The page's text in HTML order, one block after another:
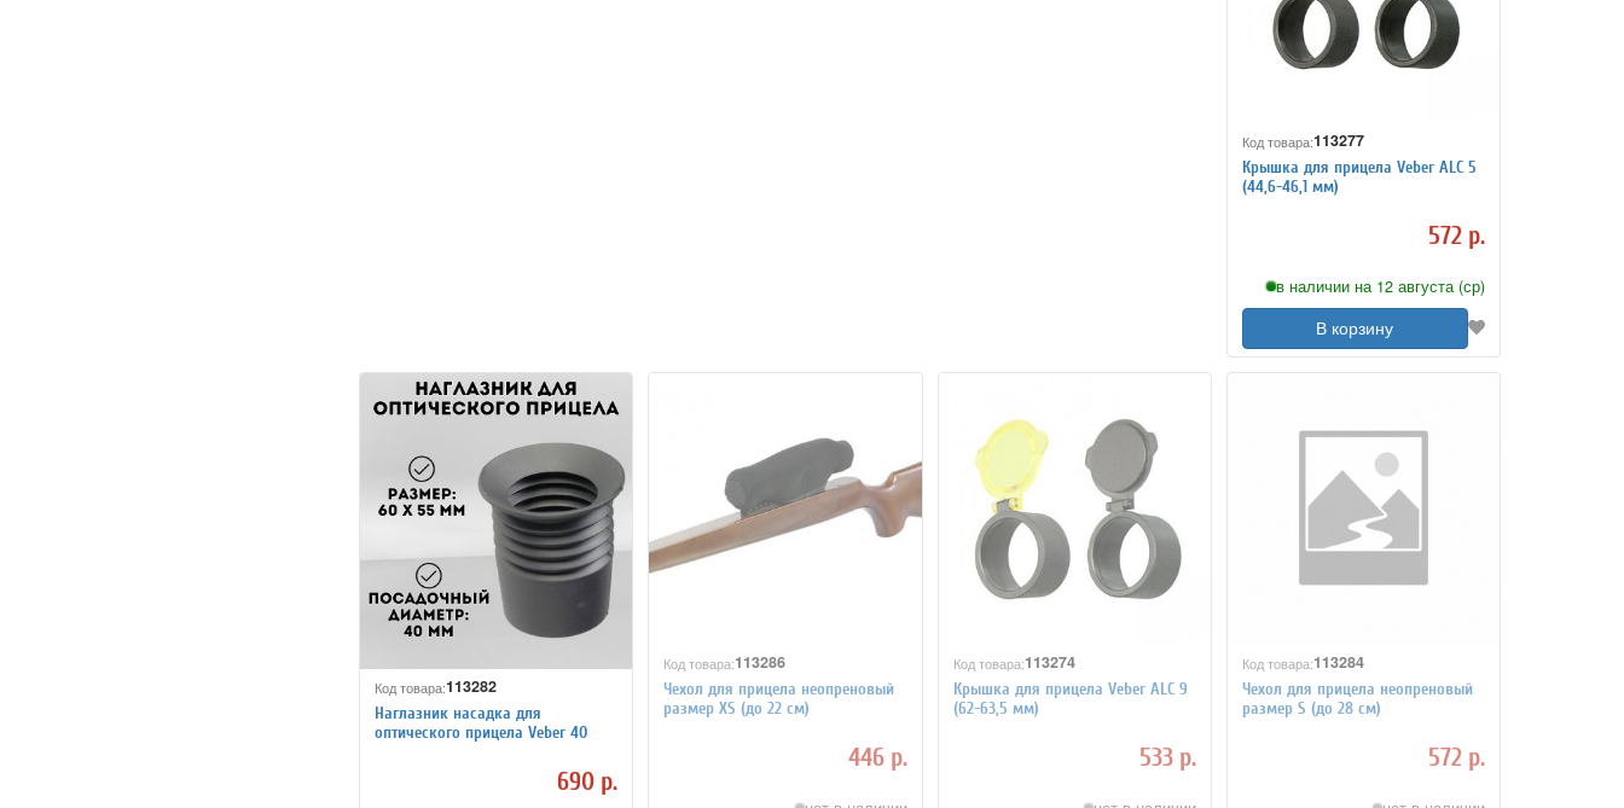
Код товара:113277
Крышка для прицела Veber ALC 5
(44,6-46,1 мм)
572 р.
в наличии на 12 августа (ср)
В корзину
Код товара:113282
Наглазник насадка для
оптического прицела Veber 40
690 р.
Код товара:113286
Чехол для прицела неопреновый
размер XS (до 22 см)
446 р.
Код товара:113274
Крышка для прицела Veber ALC 9
(62-63,5 мм)
533 р.
Код товара:113284
Чехол для прицела неопреновый
размер S (до 28 см)
572 р.